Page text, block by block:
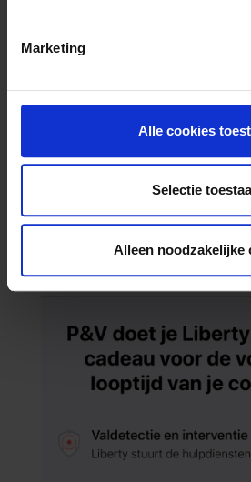
Marketing
Alle cookies
Selectie
Alleen noodzakelijke
2.Bekijk de voordelen